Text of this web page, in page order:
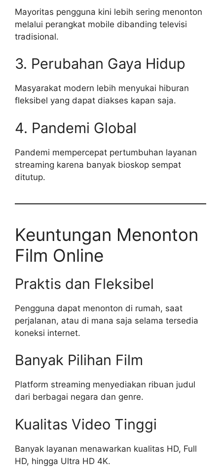
Mayoritas pengguna kini lebih sering menonton
melalui perangkat mobile dibanding televisi
tradisional.
3. Perubahan Gaya Hidup
Masyarakat modern lebih menyukai hiburan
fleksibel yang dapat diakses kapan saja.
4. Pandemi Global
Pandemi mempercepat pertumbuhan layanan
streaming karena banyak bioskop sempat
ditutup.
Keuntungan Menonton
Film Online
Praktis dan Fleksibel
Pengguna dapat menonton di rumah, saat
perjalanan, atau di mana saja selama tersedia
koneksi internet.
Banyak Pilihan Film
Platform streaming menyediakan ribuan judul
dari berbagai negara dan genre.
Kualitas Video Tinggi
Banyak layanan menawarkan kualitas HD, Full
HD, hingga Ultra HD 4K.